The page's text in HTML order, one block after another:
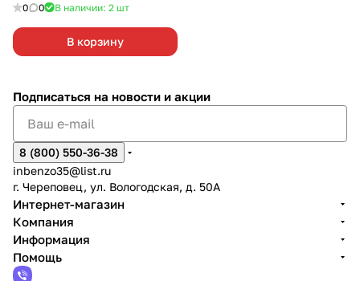
0 0 В наличии: 2 шт
В корзину
Подписаться на новости и акции
8 (800) 550-36-38
inbenzo35@list.ru
г. Череповец, ул. Вологодская, д. 50А
Интернет-магазин
Компания
Информация
Помощь